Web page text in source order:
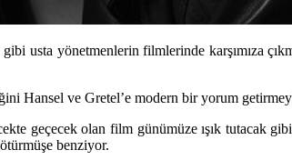
usta yönetmenlerin filmlerinde karşımıza
Hansel ve Gretel’e modern bir yorum
geçecek olan film günümüze ışık tutacak
benziyor.